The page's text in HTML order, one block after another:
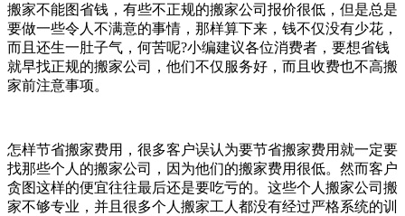
搬家不能图省钱，有些不正规的搬家公司报价很低，但是总是
要做一些令人不满意的事情，那样算下来，钱不仅没有少花，
而且还生一肚子气，何苦呢?小编建议各位消费者，要想省钱
就早找正规的搬家公司，他们不仅服务好，而且收费也不高搬
家前注意事项。
怎样节省搬家费用，很多客户误认为要节省搬家费用就一定要
找那些个人的搬家公司，因为他们的搬家费用很低。然而客户
贪图这样的便宜往往最后还是要吃亏的。这些个人搬家公司搬
家不够专业，并且很多个人搬家工人都没有经过严格系统的训